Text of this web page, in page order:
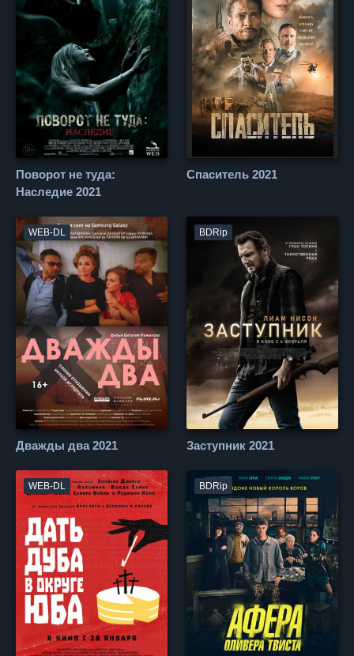
Поворот не туда:
Наследие 2021
Спаситель 2021
WEB-DL
Дважды два 2021
BDRip
Заступник 2021
WEB-DL BDRip